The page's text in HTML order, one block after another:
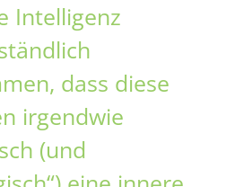
Intelligenz
dass diese
irgendwie
(und